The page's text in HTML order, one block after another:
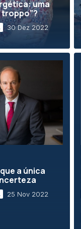
uma
troppo”?
30 Dez 2022
a única
25 Nov 2022